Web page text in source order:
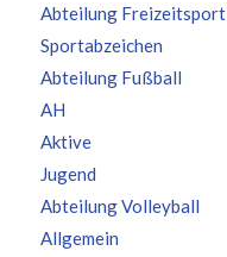
Abteilung Freizeitsport
Sportabzeichen
Abteilung Fußball
AH
Aktive
Jugend
Abteilung Volleyball
Allgemein